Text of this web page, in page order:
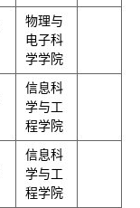
物理与
电子科
学学院
信息科
学与工
程学院
信息科
学与工
程学院